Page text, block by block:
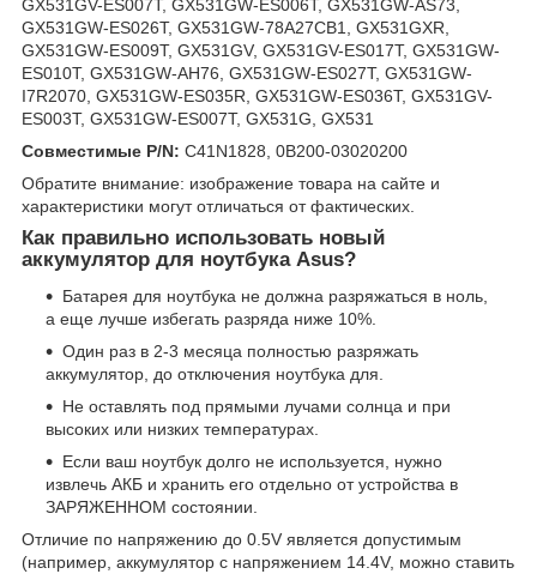
GX531GV-ES007T, GX531GW-ES006T, GX531GW-AS73,
GX531GW-ES026T, GX531GW-78A27CB1, GX531GXR,
GX531GW-ES009T, GX531GV, GX531GV-ES017T, GX531GW-
ES010T, GX531GW-AH76, GX531GW-ES027T, GX531GW-
I7R2070, GX531GW-ES035R, GX531GW-ES036T, GX531GV-
ES003T, GX531GW-ES007T, GX531G, GX531
Совместимые P/N: C41N1828, 0B200-03020200
Обратите внимание: изображение товара на сайте и
характеристики могут отличаться от фактических.
Как правильно использовать новый
аккумулятор для ноутбука Asus?
Батарея для ноутбука не должна разряжаться в ноль,
а еще лучше избегать разряда ниже 10%.
Один раз в 2-3 месяца полностью разряжать
аккумулятор, до отключения ноутбука для.
Не оставлять под прямыми лучами солнца и при
высоких или низких температурах.
Если ваш ноутбук долго не используется, нужно
извлечь АКБ и хранить его отдельно от устройства в
ЗАРЯЖЕННОМ состоянии.
Отличие по напряжению до 0.5V является допустимым
(например, аккумулятор с напряжением 14.4V, можно ставить